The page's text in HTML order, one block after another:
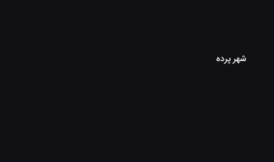
شهر پرده